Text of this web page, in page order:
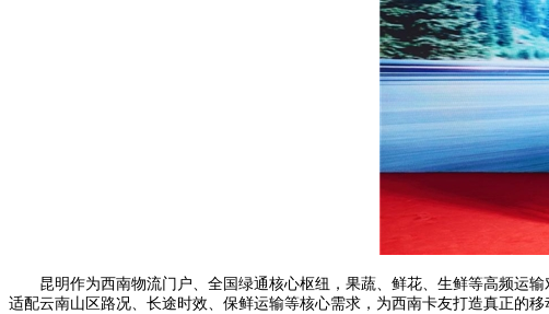
昆明作为西南物流门户、全国绿通核心枢纽，果蔬、鲜花、生鲜等高频运
适配云南山区路况、长途时效、保鲜运输等核心需求，为西南卡友打造真正的移